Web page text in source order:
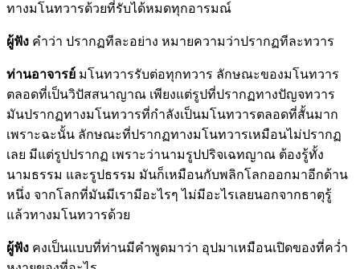
ทางมโนทวารด้วยที่รับได้หมดทุกอารมณ์
ผู้ฟัง คำว่า ปรากฏทีละอย่าง หมายความว่าปรากฏทีละทวาร
ท่านอาจารย์ มโนทวารรับต่อทุกทวาร ลักษณะของมโนทวาร
ตลอดที่เป็นวิปัสสนาญาณ เพียงแต่รูปที่ปรากฏทางปัญจทวาร
มันปรากฏทางมโนทวารที่กำลังเป็นมโนทวารตลอดที่สั้นมาก
เพราะฉะนั้น ลักษณะที่ปรากฏทางมโนทวารเหมือนไม่ปรากฏ
เลย มีแต่รูปปรากฏ เพราะว่านามรูปปริจเฉทญาณ ต้องรู้ทั้ง
นามธรรม และรูปธรรม มันก็เหมือนกับพลิกโลกออกมาอีกด้าน
หนึ่ง จากโลกที่มันมีเรามีอะไรๆ ไม่มีอะไรเลยนอกจากธาตุรู้
แล้วทางมโนทวารด้วย
ผู้ฟัง คงเป็นแบบที่ท่านมีคำพูดมาว่า อุปมาเหมือนเปิดของที่คว่ำ